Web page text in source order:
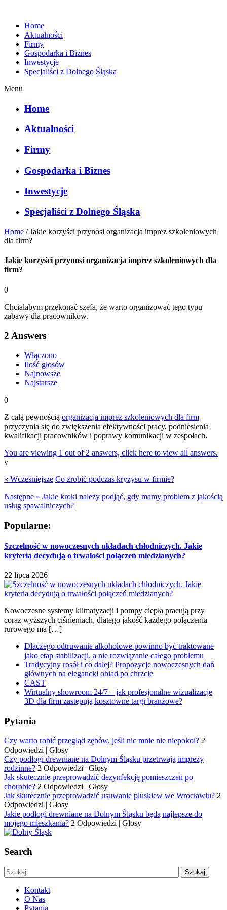
Home
Aktualności
Firmy
Gospodarka i Biznes
Inwestycje
Specjaliści z Dolnego Śląska
Menu
Home
Aktualności
Firmy
Gospodarka i Biznes
Inwestycje
Specjaliści z Dolnego Śląska
Home /Jakie korzyści przynosi organizacja imprez szkoleniowych
dla firm?
Jakie korzyści przynosi organizacja imprez szkoleniowych dla
firm?
0
Chciałabym przekonać szefa, że warto organizować tego typu
zabawy dla pracowników.
2 Answers
Włączono
Ilość głosów
Najnowsze
Najstarsze
0
Z całą pewnością organizacja imprez szkoleniowych dla firm
przyczynia się do zwiększenia efektywności pracy, podniesienia
kwalifikacji pracowników i poprawy komunikacji w zespołach.
You are viewing 1 out of 2 answers, click here to view all answers.
v
« Wcześniejsze Co zrobić podczas kryzysu w firmie?
Następne » Jakie kroki należy podjąć, gdy mamy problem z jakością
usług spawalniczych?
Popularne:
Szczelność w nowoczesnych układach chłodniczych. Jakie
kryteria decydują o trwałości połączeń miedzianych?
22 lipca 2026
Nowoczesne systemy klimatyzacji i pompy ciepła pracują przy
coraz wyższych ciśnieniach, dlatego jakość każdego połączenia
rurowego ma […]
Dlaczego odtruwanie alkoholowe powinno być traktowane
jako etap stabilizacji, a nie rozwiązanie całego problemu
Tradycyjny rosół i co dalej? Propozycje nowoczesnych dań
głównych na elegancki obiad po chrzcie
CAST
Wirtualny showroom 24/7 – jak profesjonalne wizualizacje
3D dla firm zastępują kosztowne targi branżowe?
Pytania
Czy warto robić przegląd zębów, jeśli nic mnie nie niepokoi? 2
Odpowiedzi | Głosy
Czy podłogi drewniane na Dolnym Śląsku przetrwają imprezy
rodzinne? 2 Odpowiedzi | Głosy
Jak skutecznie przeprowadzić dezynfekcję pomieszczeń po
chorobie? 2 Odpowiedzi | Głosy
Jak skutecznie przeprowadzić usuwanie pluskiew we Wrocławiu? 2
Odpowiedzi | Głosy
Jakie podłogi drewniane na Dolnym Śląsku będą najlepsze do
mojego mieszkania? 2 Odpowiedzi | Głosy
Search
Kontakt
O Nas
Pytania